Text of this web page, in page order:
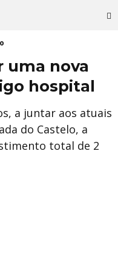
uma nova
hospital
a juntar aos atuais
do Castelo, a
total de 2